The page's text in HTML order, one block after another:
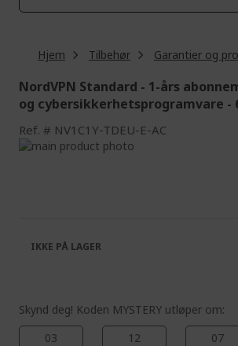
Hjem Tilbehør Garantier og
NordVPN Standard - 1-års
og cybersikkerhetsprogramvare -
Ref. NV1C1Y-TDEU-E-AC
Skip
images
gallery
the
images
Skynd deg! Koden MYSTERY utløper om:
03
12 07
IKKE PÅ LAGER